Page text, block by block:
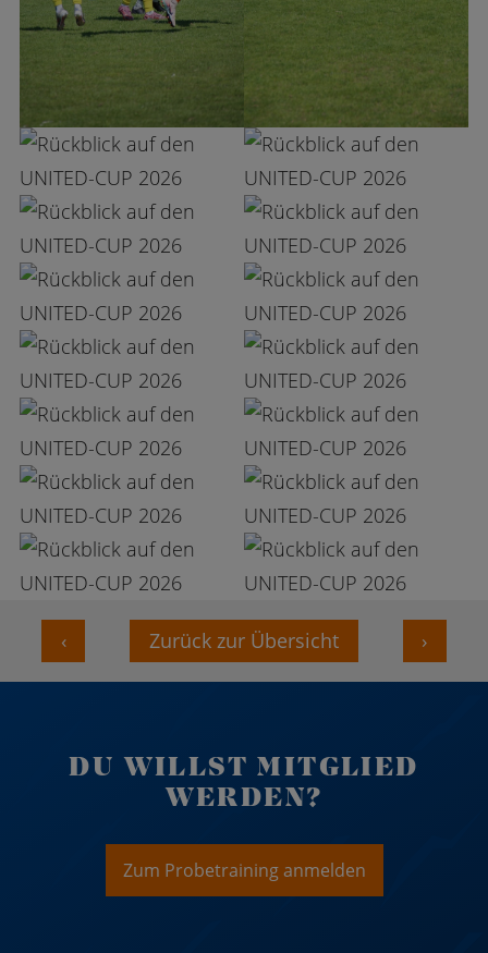
‹ Zurück zur Übersicht ›
DU WILLST MITGLIED
WERDEN?
Zum Probetraining anmelden